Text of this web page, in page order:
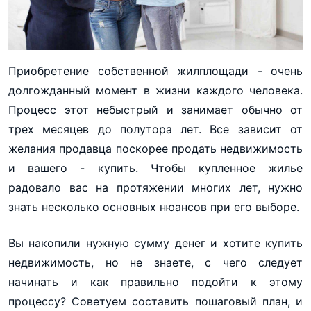
Приобретение собственной жилплощади - очень
долгожданный момент в жизни каждого человека.
Процесс этот небыстрый и занимает обычно от
трех месяцев до полутора лет. Все зависит от
желания продавца поскорее продать недвижимость
и вашего - купить. Чтобы купленное жилье
радовало вас на протяжении многих лет, нужно
знать несколько основных нюансов при его выборе.
Вы накопили нужную сумму денег и хотите купить
недвижимость, но не знаете, с чего следует
начинать и как правильно подойти к этому
процессу? Советуем составить пошаговый план, и